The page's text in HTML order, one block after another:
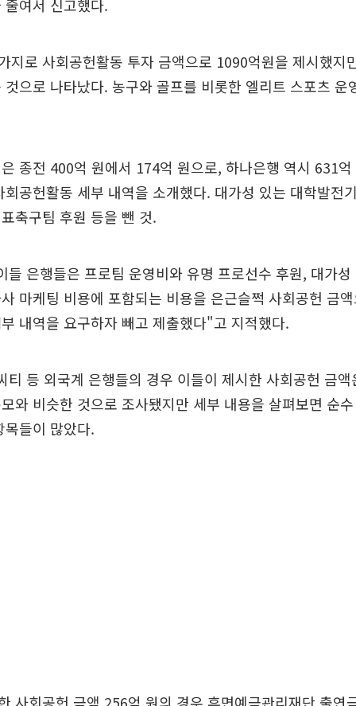
여서 신고했다.
지로 사회공헌활동 투자 금액으로 1090억원을 제시했지
으로 나타났다. 농구와 골프를 비롯한 엘리트 스포츠 운
종전 400억 원에서 174억 원으로, 하나은행 역시 631
공헌활동 세부 내역을 소개했다. 대가성 있는 대학발전
축구팀 후원 등을 뺀 것.
들 은행들은 프로팀 운영비와 유명 프로선수 후원, 대가
마케팅 비용에 포함되는 비용을 은근슬쩍 사회공헌 금
내역을 요구하자 빼고 제출했다"고 지적했다.
티 등 외국계 은행들의 경우 이들이 제시한 사회공헌 금
와 비슷한 것으로 조사됐지만 세부 내용을 살펴보면 순
들이 많았다.